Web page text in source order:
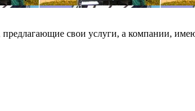
свои услуги, а компании,